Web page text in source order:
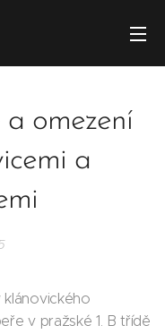
omezení
a
klánovického
v pražské 1. B třídě